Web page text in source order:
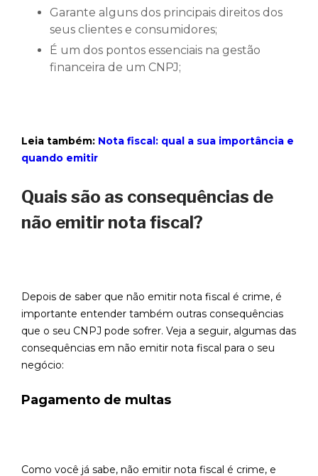
Garante alguns dos principais direitos dos
seus clientes e consumidores;
É um dos pontos essenciais na gestão
financeira de um CNPJ;
Leia também: Nota fiscal: qual a sua importância e
quando emitir
Quais são as consequências de
não emitir nota fiscal?
Depois de saber que não emitir nota fiscal é crime, é
importante entender também outras consequências
que o seu CNPJ pode sofrer. Veja a seguir, algumas das
consequências em não emitir nota fiscal para o seu
negócio:
Pagamento de multas
Como você já sabe, não emitir nota fiscal é crime, e